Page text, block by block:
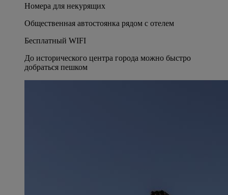
Номера для некурящих
Общественная автостоянка рядом с отелем
Бесплатный WIFI
До исторического центра города можно быстро
добраться пешком